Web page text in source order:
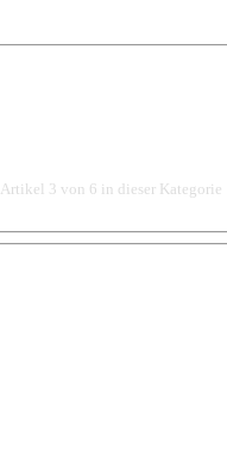
Artikel 3 von 6 in dieser Kategorie